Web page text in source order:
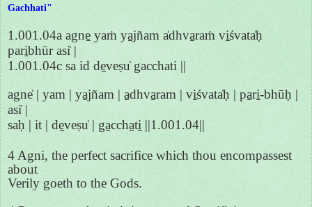
Gachhati"
1.001.04a agne̱ yaṁ ya̱jñam a̍dhva̱raṁ vi̱śvata̍ḥ
pari̱bhūr asi̍ |
1.001.04c sa id de̱veṣu̍ gacchati ||
agne̍ | yam | ya̱jñam | a̱dhva̱ram | vi̱śvata̍ḥ | pa̱ri̱-bhūḥ |
asi̍ |
saḥ | it | de̱veṣu̍ | ga̱ccha̱ti̱ ||1.001.04||
4 Agni, the perfect sacrifice which thou encompassest
about
Verily goeth to the Gods.